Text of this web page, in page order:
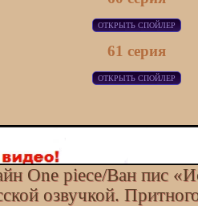
61 серия
One piece/Ван пис
озвучкой.